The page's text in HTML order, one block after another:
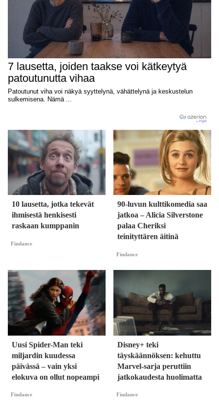
10 lausetta, jotka tekevät
ihmisestä henkisesti
raskaan kumppanin
Findance
90-luvun kulttikomedia saa
jatkoa – Alicia Silverstone
palaa Cheriksi
teinityttären äitinä
Findance
Uusi Spider-Man teki
miljardin kuudessa
päivässä – vain yksi
elokuva on ollut nopeampi
Findance
Disney+ teki
täyskäännöksen: kehuttu
Marvel-sarja peruttiin
jatkokaudesta huolimatta
Findance